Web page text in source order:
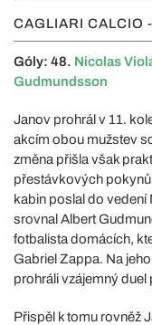
CAGLIARI CALCIO
Góly: 48. Nicolas
Gudmundsson
Janov prohrál v 11.
akcím obou mužstev
změna přišla však
přestávkových pokynů
kabin poslal do vedení
srovnal Albert
fotbalista domácích,
Gabriel Zappa. Na
prohráli vzájemný
Přispěl k tomu rovněž